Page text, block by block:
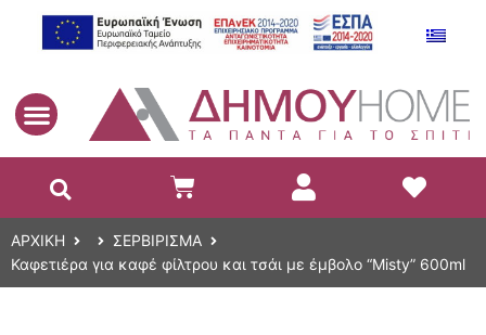
ΑΡΧΙΚΗ
ΣΕΡΒΙΡΙΣΜΑ
Καφετιέρα για καφέ φίλτρου και τσάι με έμβολο “Misty” 600ml